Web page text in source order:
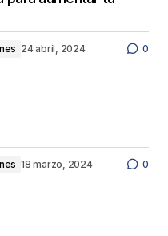
24 abril, 2024 0
18 marzo, 2024 0